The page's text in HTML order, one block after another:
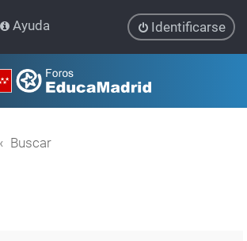
Ayuda Identificarse
Buscar